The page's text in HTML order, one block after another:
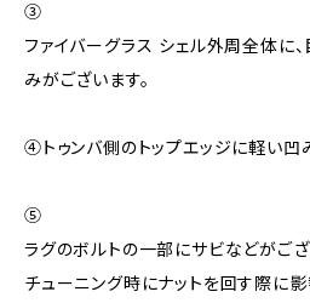
③
ファイバーグラス シェル外周全体に
みがございます。
④トゥンバ側のトップエッジに軽い凹
⑤
ラグのボルトの一部にサビなどがござ
チューニング時にナットを回す際に影